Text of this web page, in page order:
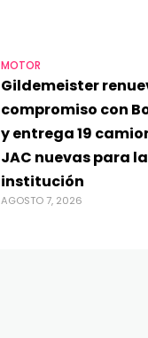
MOTOR
Gildemeister
compromiso con
y entrega 19
JAC nuevas para la
institución
AGOSTO 7, 2026